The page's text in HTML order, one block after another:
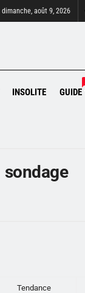
dimanche, août 9, 2026
INSOLITE GUIDE
sondage
Tendance